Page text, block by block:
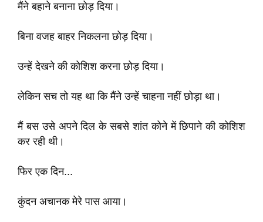
मैंने बहाने बनाना छोड़ दिया।
बिना वजह बाहर निकलना छोड़ दिया।
उन्हें देखने की कोशिश करना छोड़ दिया।
लेकिन सच तो यह था कि मैंने उन्हें चाहना नहीं छोड़ा था।
मैं बस उसे अपने दिल के सबसे शांत कोने में छिपाने की कोशिश
कर रही थी।
फिर एक दिन...
कुंदन अचानक मेरे पास आया।